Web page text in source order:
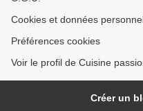
Cookies et données
Préférences cookies
Voir le profil de Cuisine
Créer un